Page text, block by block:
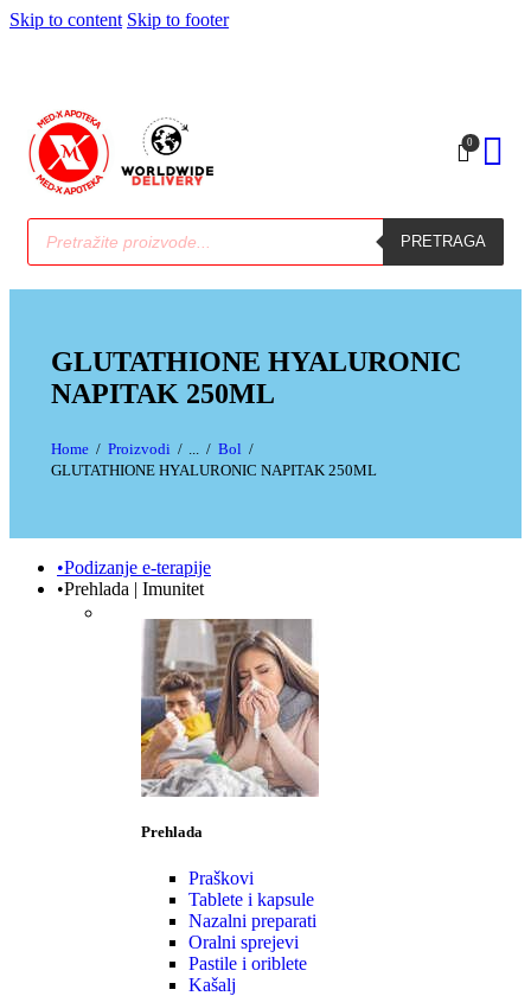
Skip to content Skip to footer
0
PRETRAGA
GLUTATHIONE HYALURONIC
NAPITAK 250ML
Home Proizvodi
Bol
GLUTATHIONE HYALURONIC NAPITAK 250ML
•Podizanje e-terapije
•Prehlada | Imunitet
Prehlada
Praškovi
Tablete i kapsule
Nazalni preparati
Oralni sprejevi
Pastile i oriblete
Kašalj